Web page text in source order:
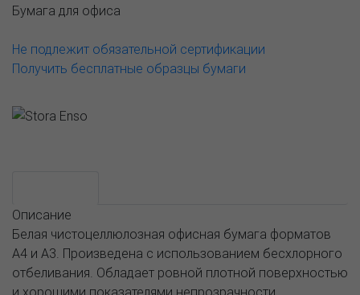
Бумага для офиса
Не подлежит обязательной сертификации
Получить бесплатные образцы бумаги
Описание
Белая чистоцеллюлозная офисная бумага форматов
А4 и А3. Произведена с использованием бесхлорного
отбеливания. Обладает ровной плотной поверхностью
и хорошими показателями непрозрачности.